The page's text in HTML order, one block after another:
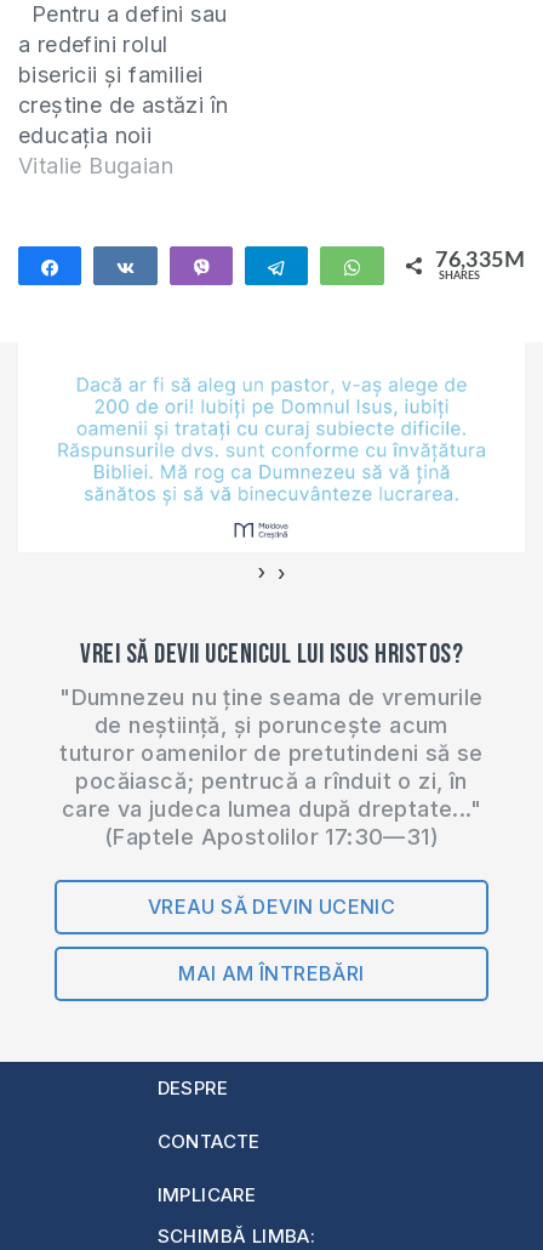
Pentru a defini sau
a redefini rolul
bisericii și familiei
creștine de astăzi în
educația noii
generații vă invit să
educației creștine și
la originea ei. Ca și
este educația
iudaică bazată pe
Vechiul Testament,
unde Dumnezeu
Tatăl…
Vitalie Bugaian
Share Share Telegram WhatsApp76,335M
SHARES
‹ ›
Vrei să devii ucenicul lui Isus Hristos?
"Dumnezeu nu ține seama de vremurile
de neștiință, și poruncește acum
tuturor oamenilor de pretutindeni să se
pocăiască; pentrucă a rînduit o zi, în
care va judeca lumea după dreptate..."
(Faptele Apostolilor 17:30—31)
VREAU SĂ DEVIN UCENIC
MAI AM ÎNTREBĂRI
DESPRE
CONTACTE
IMPLICARE
SCHIMBĂ LIMBA: